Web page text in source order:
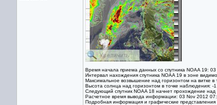
Время начала приема данных со спутника NOAA 19:
Интервал нахождения спутника NOAA 19 в зоне
Максимальное возвышение над горизонтом на витке в
Высота солнца над горизонтом в точке наблюдения: -
Следующий спутник NOAA 18 начнет прохождение
Расчетное время вывода информации: 03 Nov 2012
Подробная информация и графические представления